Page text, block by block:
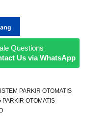
Questions
Us via WhatsApp
PARKIR OTOMATIS
PARKIR OTOMATIS